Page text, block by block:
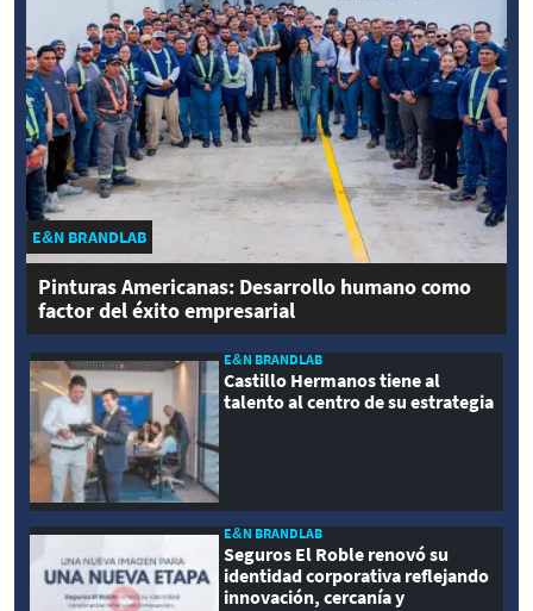
E&N BRANDLAB
Pinturas Americanas: Desarrollo humano como
factor del éxito empresarial
E&N BRANDLAB
Castillo Hermanos tiene al
talento al centro de su estrategia
E&N BRANDLAB
Seguros El Roble renovó su
identidad corporativa reflejando
innovación, cercanía y